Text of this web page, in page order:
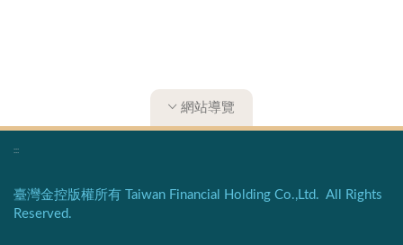
網站導覽
:::
臺灣金控版權所有 Taiwan Financial Holding Co.,Ltd. All Rights
Reserved.